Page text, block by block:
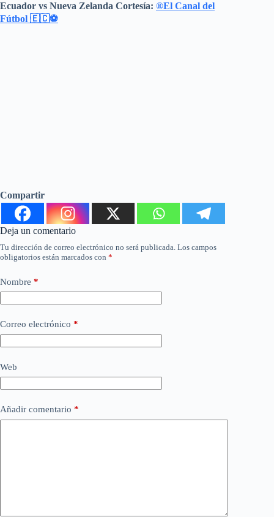
Ecuador vs Nueva Zelanda Cortesía: ®El Canal del
Fútbol 🇪🇨⚽
Compartir
Deja un comentario
Tu dirección de correo electrónico no será publicada. Los campos
obligatorios están marcados con *
Nombre *
Correo electrónico *
Web
Añadir comentario *